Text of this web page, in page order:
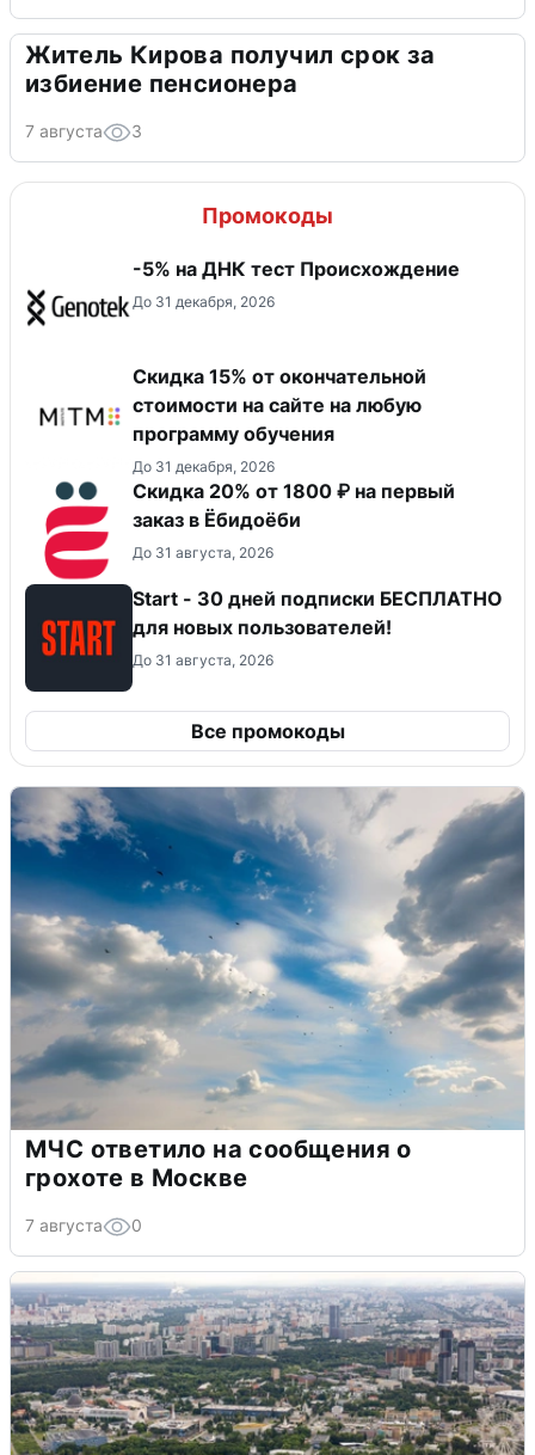
Житель Кирова получил срок за
избиение пенсионера
7 августа 3
Промокоды
-5% на ДНК тест Происхождение
До 31 декабря, 2026
Скидка 15% от окончательной
стоимости на сайте на любую
программу обучения
До 31 декабря, 2026
Скидка 20% от 1800 ₽ на первый
заказ в Ёбидоёби
До 31 августа, 2026
Start - 30 дней подписки БЕСПЛАТНО
для новых пользователей!
До 31 августа, 2026
Все промокоды
МЧС ответило на сообщения о
грохоте в Москве
7 августа 0